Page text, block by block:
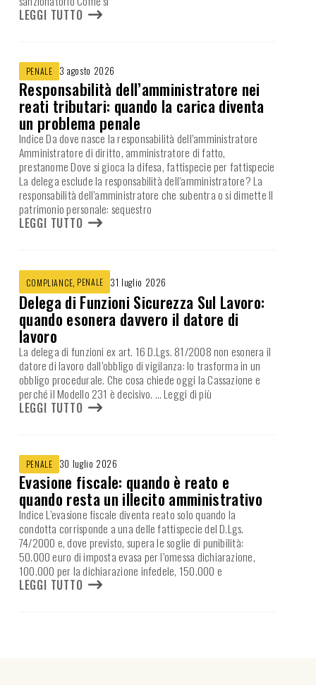
LEGGI TUTTO
PENALE 3 agosto 2026
Responsabilità dell’amministratore nei
reati tributari: quando la carica diventa
un problema penale
Indice Da dove nasce la responsabilità dell’amministratore
Amministratore di diritto, amministratore di fatto,
prestanome Dove si gioca la difesa, fattispecie per fattispecie
La delega esclude la responsabilità dell’amministratore? La
responsabilità dell’amministratore che subentra o si dimette Il
patrimonio personale: sequestro
LEGGI TUTTO
COMPLIANCE, PENALE 31 luglio 2026
Delega di Funzioni Sicurezza Sul Lavoro:
quando esonera davvero il datore di
lavoro
La delega di funzioni ex art. 16 D.Lgs. 81/2008 non esonera il
datore di lavoro dall’obbligo di vigilanza: lo trasforma in un
obbligo procedurale. Che cosa chiede oggi la Cassazione e
perché il Modello 231 è decisivo. … Leggi di più
LEGGI TUTTO
PENALE 30 luglio 2026
Evasione fiscale: quando è reato e
quando resta un illecito amministrativo
Indice L’evasione fiscale diventa reato solo quando la
condotta corrisponde a una delle fattispecie del D.Lgs.
74/2000 e, dove previsto, supera le soglie di punibilità:
50.000 euro di imposta evasa per l’omessa dichiarazione,
100.000 per la dichiarazione infedele, 150.000 e
LEGGI TUTTO